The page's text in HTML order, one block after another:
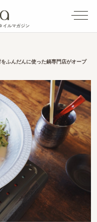
イルマガジン
をふんだんに使った鍋専門店がオープ